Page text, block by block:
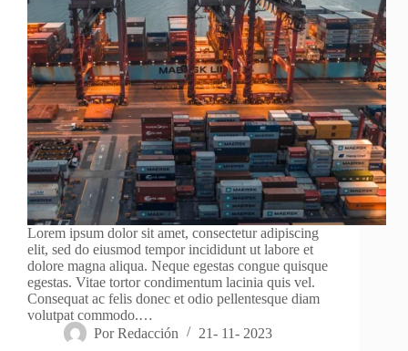
Lorem ipsum dolor sit amet, consectetur adipiscing
elit, sed do eiusmod tempor incididunt ut labore et
dolore magna aliqua. Neque egestas congue quisque
egestas. Vitae tortor condimentum lacinia quis vel.
Consequat ac felis donec et odio pellentesque diam
volutpat commodo.…
Por Redacción 21- 11- 2023